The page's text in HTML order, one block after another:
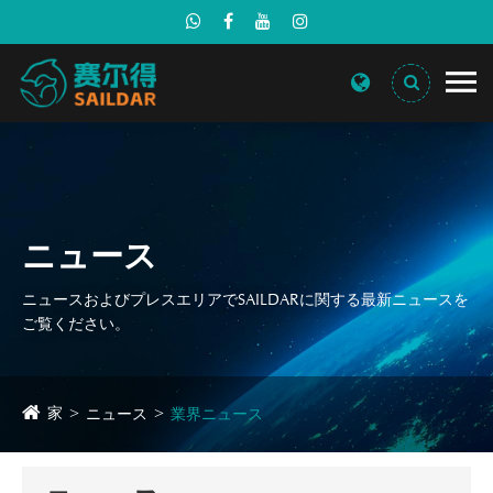
ニュース
ニュースおよびプレスエリアでSAILDARに関する最新ニュースを
ご覧ください。
家 ニュース 業界ニュース